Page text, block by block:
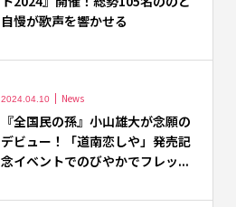
自慢が歌声を響かせる
2024.04.10 News
『全国民の孫』小山雄大が念願の
デビュー！「道南恋しや」発売記
念イベントでのびやかでフレッ...